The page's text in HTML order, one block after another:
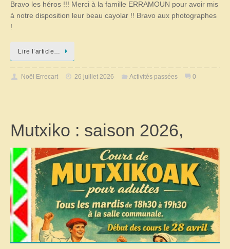
Bravo les héros !!! Merci à la famille ERRAMOUN pour avoir mis
à notre disposition leur beau cayolar !! Bravo aux photographes
!
Lire l’article…
Noël Errecart 26 juillet 2026 Activités passées 0
Mutxiko : saison 2026,